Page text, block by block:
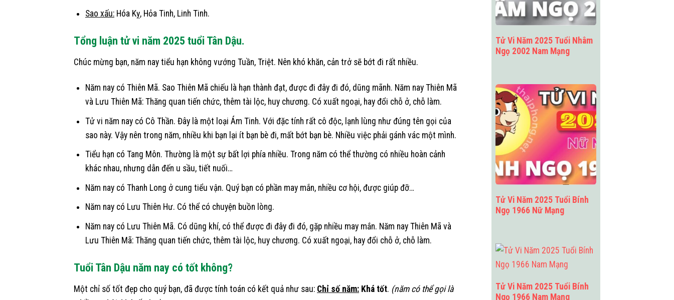
Sao xấu:Hóa Kỵ, Hỏa Tinh, Linh Tinh.
Tổng luận tử vi năm 2025 tuổi Tân Dậu.
Chúc mừng bạn, năm nay tiểu hạn không vướng Tuần, Triệt. Nên khó khăn, cản trở sẽ bớt đi rất nhiều.
Năm nay có Thiên Mã. Sao Thiên Mã chiếu là hạn thành đạt, được đi đây đi đó, dũng mãnh. Năm nay Thiên Mã
và Lưu Thiên Mã: Thăng quan tiến chức, thêm tài lộc, huy chương. Có xuất ngoại, hay đổi chỗ ở, chỗ làm.
Tử vi năm nay có Cô Thần. Đây là một loại Ám Tinh. Với đặc tính rất cô độc, lạnh lùng như đúng tên gọi của
sao này. Vậy nên trong năm, nhiều khi bạn lại ít bạn bè đi, mất bớt bạn bè. Nhiều việc phải gánh vác một mình.
Tiểu hạn có Tang Môn. Thường là một sự bất lợi phía nhiều. Trong năm có thể thường có nhiều hoàn cảnh
khác nhau, nhưng dẫn đến u sầu, tiết nuối…
Năm nay có Thanh Long ở cung tiểu vận. Quý bạn có phần may mắn, nhiều cơ hội, được giúp đỡ…
Năm nay có Lưu Thiên Hư. Có thể có chuyện buồn lòng.
Năm nay có Lưu Thiên Mã. Có dũng khí, có thể được đi đây đi đó, gặp nhiều may mắn. Năm nay Thiên Mã và
Lưu Thiên Mã: Thăng quan tiến chức, thêm tài lộc, huy chương. Có xuất ngoại, hay đổi chỗ ở, chỗ làm.
Tuổi Tân Dậu năm nay có tốt không?
Một chỉ số tốt đẹp cho quý bạn, đã được tính toán có kết quả như sau: Chỉ số năm: Khá tốt. (năm có thể gọi là
Tử Vi Năm 2025 Tuổi Nhâm
Ngọ 2002 Nam Mạng
Tử Vi Năm 2025 Tuổi Bính
Ngọ 1966 Nữ Mạng
Tử Vi Năm 2025 Tuổi Bính
Ngọ 1966 Nam Mạng